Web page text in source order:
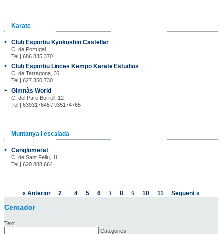
Karate
Club Esportiu Kyokushin Castellar
C. de Portugal
Tel | 686 835 370
Club Esportiu Linces Kempo Karate Estudios
C. de Tarragona, 36
Tel | 627 350 730
Gimnàs World
C. del Pare Borrell, 12
Tel | 639317645 / 935174765
Muntanya i escalada
Canglomerat
C. de Sant Feliu, 11
Tel | 620 888 664
« Anterior 2 4 5 6 7 8 9 10 11 Següent »
Cercador
Text
Categories